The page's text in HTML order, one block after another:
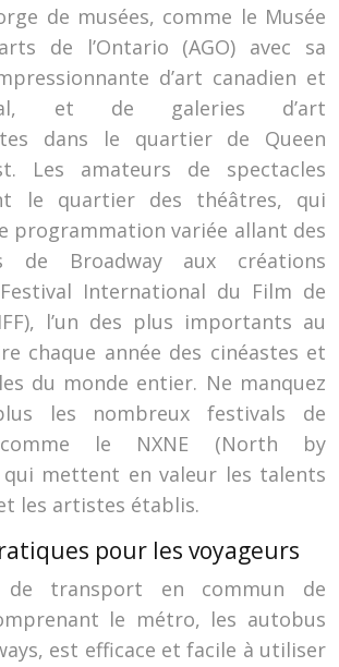
de musées, comme le Musée
de l’Ontario (AGO) avec sa
d’art canadien et
et de galeries d’art
dans le quartier de Queen
Les amateurs de spectacles
le quartier des théâtres, qui
programmation variée allant des
de Broadway aux créations
International du Film de
l’un des plus importants au
chaque année des cinéastes et
du monde entier. Ne manquez
les nombreux festivals de
comme le NXNE (North by
qui mettent en valeur les talents
les artistes établis.
pour les voyageurs
de transport en commun de
le métro, les autobus
est efficace et facile à utiliser